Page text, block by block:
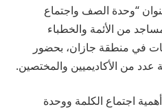
“وحدة الصف واجتماع
من الأئمة والخطباء
في منطقة جازان، بحضور
اجتماع الكلمة ووحدة